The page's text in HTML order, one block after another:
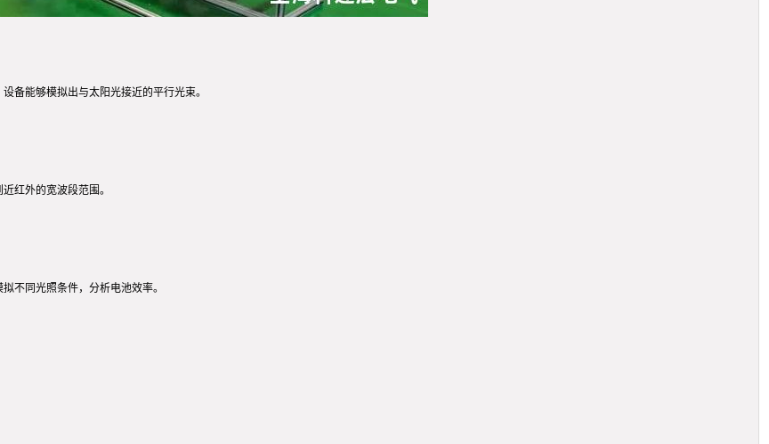
备能够模拟出与太阳光接近的平行光束。
红外的宽波段范围。
不同光照条件，分析电池效率。